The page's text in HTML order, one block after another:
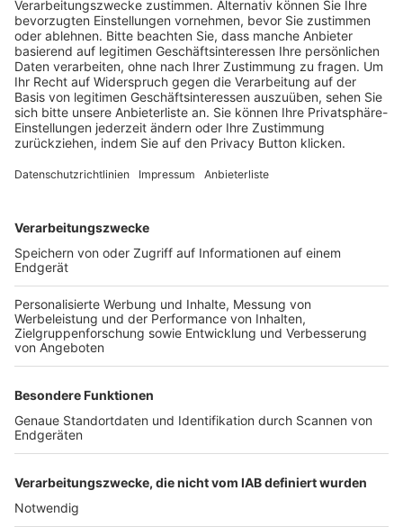
Schulungsangebot Vereinsmitarbeiter
BFV-Geschäftsstellen
Trainerbörse
Login SpielPlus
FOLGE DEM BFV
TOP-VEREINE
TOP-PARTNER